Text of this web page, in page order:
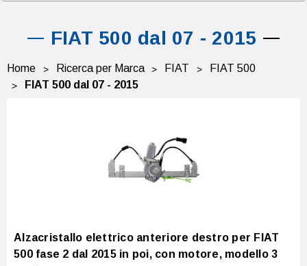
FIAT 500 dal 07 - 2015
Home Ricerca per Marca FIAT
FIAT 500
FIAT 500 dal 07 - 2015
Alzacristallo elettrico anteriore destro per FIAT
500 fase 2 dal 2015 in poi, con motore, modello 3